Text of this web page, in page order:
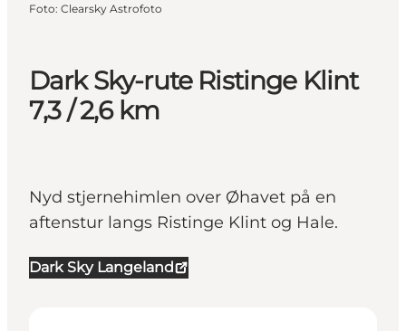
Dark Sky-rute Ristinge Klint
7,3 / 2,6 km
Nyd stjernehimlen over Øhavet på en
aftenstur langs Ristinge Klint og Hale.
Dark Sky Langeland
Foto: Clearsky Astrofoto